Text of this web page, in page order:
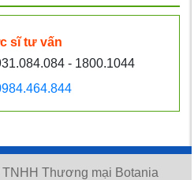
sĩ tư vấn
- 1800.1044
Thương mại Botania